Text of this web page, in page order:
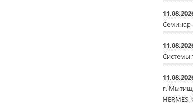
Семинар
Системы
г.
HERMES,